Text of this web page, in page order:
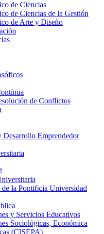
de Ciencias
de Ciencias de la Gestión
de Arte y Diseño
de Conflictos
Emprendedor
la Pontificia Universidad
y Servicios Educativos
Sociológicas, Económica
(CISEPA)